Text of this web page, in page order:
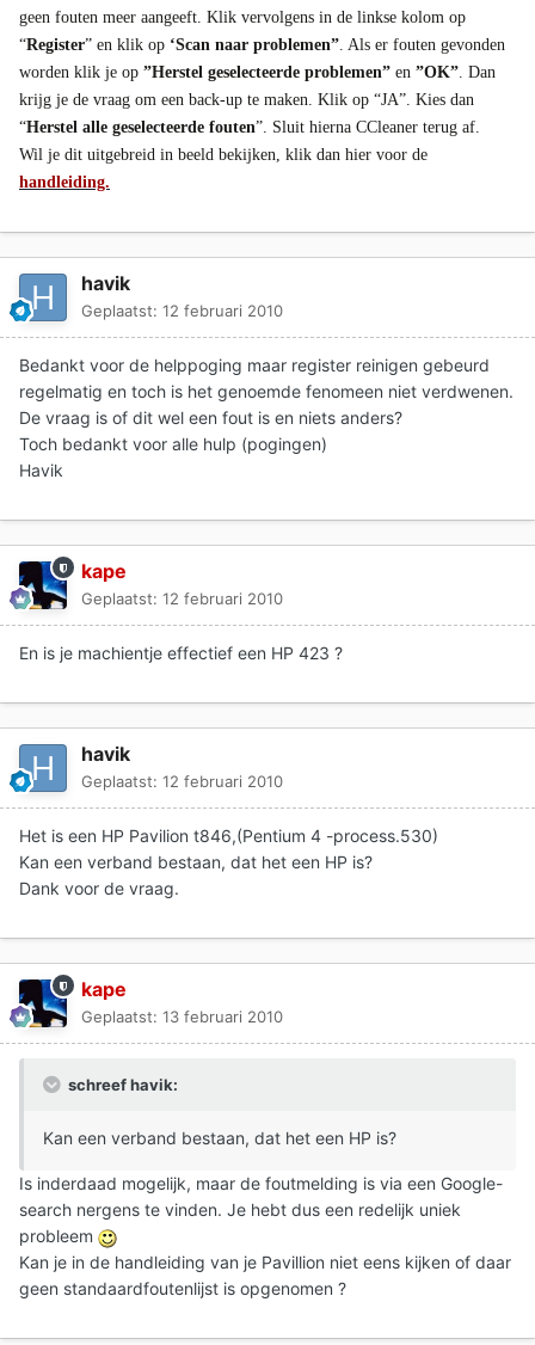
geen fouten meer aangeeft. Klik vervolgens in de linkse kolom op
“Register” en klik op ‘Scan naar problemen”. Als er fouten gevonden
worden klik je op ”Herstel geselecteerde problemen” en ”OK”. Dan
krijg je de vraag om een back-up te maken. Klik op “JA”. Kies dan
“Herstel alle geselecteerde fouten”. Sluit hierna CCleaner terug af.
Wil je dit uitgebreid in beeld bekijken, klik dan hier voor de
handleiding.
havik
Geplaatst: 12 februari 2010
Bedankt voor de helppoging maar register reinigen gebeurd
regelmatig en toch is het genoemde fenomeen niet verdwenen.
De vraag is of dit wel een fout is en niets anders?
Toch bedankt voor alle hulp (pogingen)
Havik
kape
Geplaatst: 12 februari 2010
En is je machientje effectief een HP 423 ?
havik
Geplaatst: 12 februari 2010
Het is een HP Pavilion t846,(Pentium 4 -process.530)
Kan een verband bestaan, dat het een HP is?
Dank voor de vraag.
kape
Geplaatst: 13 februari 2010
schreef havik:
Kan een verband bestaan, dat het een HP is?
Is inderdaad mogelijk, maar de foutmelding is via een Google-
search nergens te vinden. Je hebt dus een redelijk uniek
probleem
Kan je in de handleiding van je Pavillion niet eens kijken of daar
geen standaardfoutenlijst is opgenomen ?